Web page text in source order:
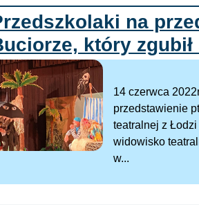
na
który zgubił
14 czerwca
przedstawienie
teatralnej z
widowisko
w...